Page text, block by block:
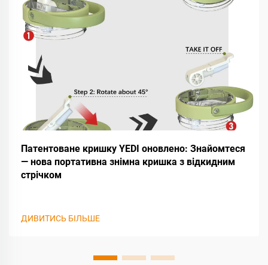
Патентоване кришку YEDI оновлено: Знайомтеся
— нова портативна знімна кришка з відкидним
стрічком
ДИВИТИСЬ БІЛЬШЕ